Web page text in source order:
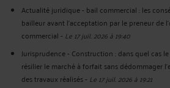
Actualité juridique - bail commercial : les
bailleur avant l'acceptation par le preneur de
commercial- Le 17 juil. 2026 à 19:40
Jurisprudence - Construction : dans quel cas
résilier le marché à forfait sans dédommager
des travaux réalisés- Le 17 juil. 2026 à 19:21